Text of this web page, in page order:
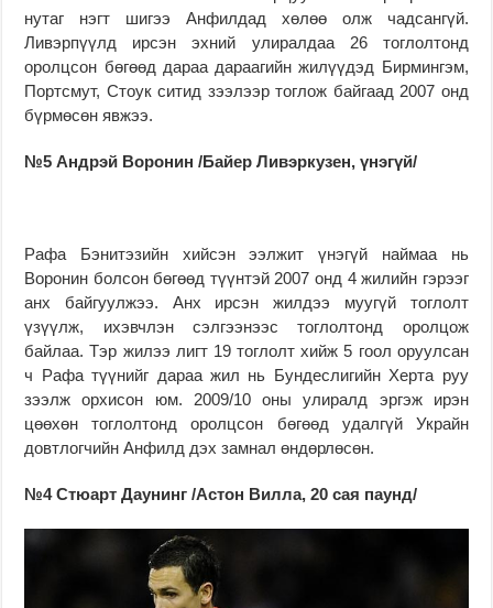
нутаг нэгт шигээ Анфилдад хөлөө олж чадсангүй.
Ливэрпүүлд ирсэн эхний улиралдаа 26 тоглолтонд
оролцсон бөгөөд дараа дараагийн жилүүдэд Бирмингэм,
Портсмут, Стоук ситид зээлээр тоглож байгаад 2007 онд
бүрмөсөн явжээ.
№5 Андрэй Воронин /Байер Ливэркузен, үнэгүй/
Рафа Бэнитэзийн хийсэн ээлжит үнэгүй наймаа нь
Воронин болсон бөгөөд түүнтэй 2007 онд 4 жилийн гэрээг
анх байгуулжээ. Анх ирсэн жилдээ муугүй тоглолт
үзүүлж, ихэвчлэн сэлгээнээс тоглолтонд оролцож
байлаа. Тэр жилээ лигт 19 тоглолт хийж 5 гоол оруулсан
ч Рафа түүнийг дараа жил нь Бундеслигийн Херта руу
зээлж орхисон юм. 2009/10 оны улиралд эргэж ирэн
цөөхөн тоглолтонд оролцсон бөгөөд удалгүй Украйн
довтлогчийн Анфилд дэх замнал өндөрлөсөн.
№4 Стюарт Даунинг /Астон Вилла, 20 сая паунд/